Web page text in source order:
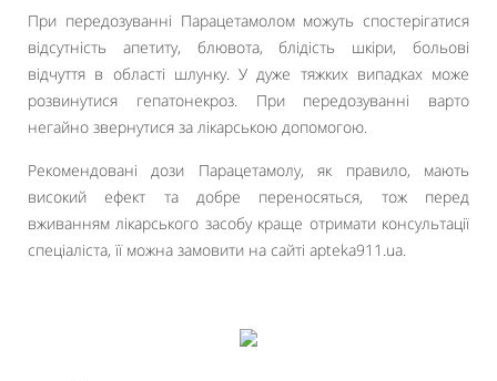
При передозуванні Парацетамолом можуть спостерігатися
відсутність апетиту, блювота, блідість шкіри, больові
відчуття в області шлунку. У дуже тяжких випадках може
розвинутися гепатонекроз. При передозуванні варто
негайно звернутися за лікарською допомогою.
Рекомендовані дози Парацетамолу, як правило, мають
високий ефект та добре переносяться, тож перед
вживанням лікарського засобу краще отримати консультації
спеціаліста, її можна замовити на сайті apteka911.ua.